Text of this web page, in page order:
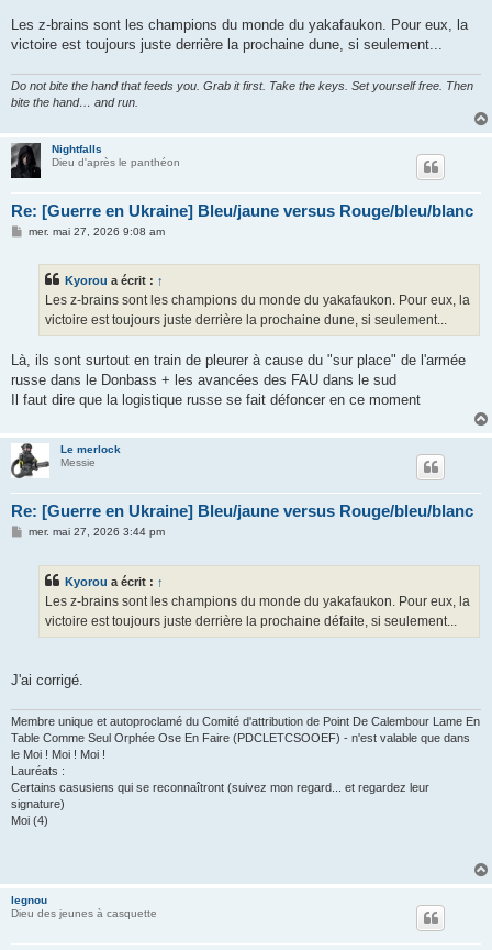
Les z-brains sont les champions du monde du yakafaukon. Pour eux, la
victoire est toujours juste derrière la prochaine dune, si seulement...
Do not bite the hand that feeds you. Grab it first. Take the keys. Set yourself free. Then
bite the hand… and run.
Nightfalls
Dieu d'après le panthéon
Re: [Guerre en Ukraine] Bleu/jaune versus Rouge/bleu/blanc
Mmer. mai 27, 2026 9:08 am
Kyorou a écrit : ↑
Les z-brains sont les champions du monde du yakafaukon. Pour eux, la
victoire est toujours juste derrière la prochaine dune, si seulement...
Là, ils sont surtout en train de pleurer à cause du "sur place" de l'armée
russe dans le Donbass + les avancées des FAU dans le sud
Il faut dire que la logistique russe se fait défoncer en ce moment
Le merlock
Messie
Re: [Guerre en Ukraine] Bleu/jaune versus Rouge/bleu/blanc
Mmer. mai 27, 2026 3:44 pm
Kyorou a écrit : ↑
Les z-brains sont les champions du monde du yakafaukon. Pour eux, la
victoire est toujours juste derrière la prochaine défaite, si seulement...
J'ai corrigé.
Membre unique et autoproclamé du Comité d'attribution de Point De Calembour Lame En
Table Comme Seul Orphée Ose En Faire (PDCLETCSOOEF) - n'est valable que dans
le Moi ! Moi ! Moi !
Lauréats :
Certains casusiens qui se reconnaîtront (suivez mon regard... et regardez leur
signature)
Moi (4)
legnou
Dieu des jeunes à casquette